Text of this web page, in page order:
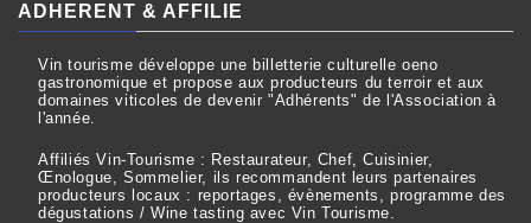
ADHERENT & AFFILIE
Vin tourisme développe une billetterie culturelle oeno
gastronomique et propose aux producteurs du terroir et aux
domaines viticoles de devenir "Adhérents" de l'Association à
l'année.
Affiliés Vin-Tourisme : Restaurateur, Chef, Cuisinier,
Œnologue, Sommelier, ils recommandent leurs partenaires
producteurs locaux : reportages, évènements, programme des
dégustations / Wine tasting avec Vin Tourisme.